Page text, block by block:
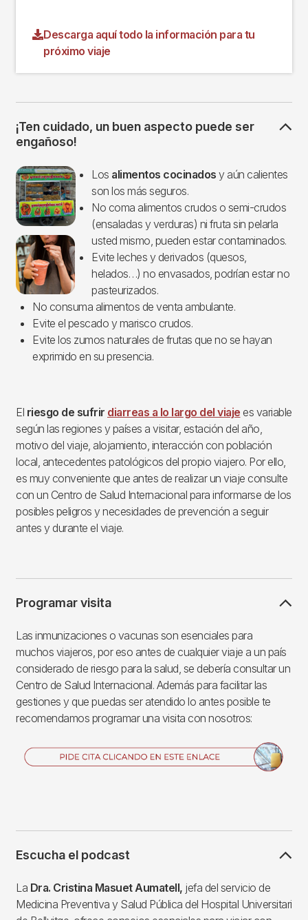
Descarga aquí todo la información para tu
próximo viaje
¡Ten cuidado, un buen aspecto puede ser
engañoso!
Imagen Los alimentos cocinados y aún calientes
son los más seguros.
No coma alimentos crudos o semi-crudos
(ensaladas y verduras) ni fruta sin pelarla
usted mismo, pueden estar contaminados.
Evite leches y derivados (quesos,
helados…) no envasados, podrían estar no
pasteurizados.
No consuma alimentos de venta ambulante.
Evite el pescado y marisco crudos.
Evite los zumos naturales de frutas que no se hayan
exprimido en su presencia.
El riesgo de sufrir diarreas a lo largo del viaje es variable
según las regiones y países a visitar, estación del año,
motivo del viaje, alojamiento, interacción con población
local, antecedentes patológicos del propio viajero. Por ello,
es muy conveniente que antes de realizar un viaje consulte
con un Centro de Salud Internacional para informarse de los
posibles peligros y necesidades de prevención a seguir
antes y durante el viaje.
Programar visita
Las inmunizaciones o vacunas son esenciales para
muchos viajeros, por eso antes de cualquier viaje a un país
considerado de riesgo para la salud, se debería consultar un
Centro de Salud Internacional. Además para facilitar las
gestiones y que puedas ser atendido lo antes posible te
recomendamos programar una visita con nosotros:
Imagen
Escucha el podcast
La Dra. Cristina Masuet Aumatell, jefa del servicio de
Medicina Preventiva y Salud Pública del Hospital Universitari